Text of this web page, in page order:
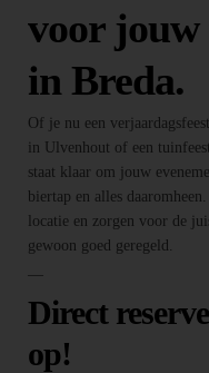
voor jouw
in Breda.
Of je nu een
in Ulvenhout of een
staat klaar om jouw
biertap en alles
locatie en zorgen voor de
gewoon goed geregeld.
—
Direct
op!